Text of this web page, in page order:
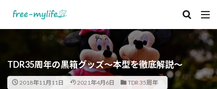
TDR35周年の黒箱グッズ～本型を徹底解説～
2018年11月11日 2021年4月6日 TDR 35周年